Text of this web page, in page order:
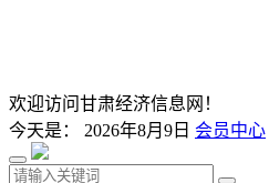
欢迎访问甘肃经济信息网！
今天是： 2026年8月9日 会员中心